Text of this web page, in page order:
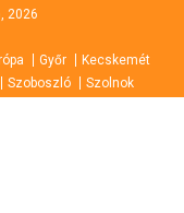
2026
Győr
Kecskemét
Szoboszló Szolnok